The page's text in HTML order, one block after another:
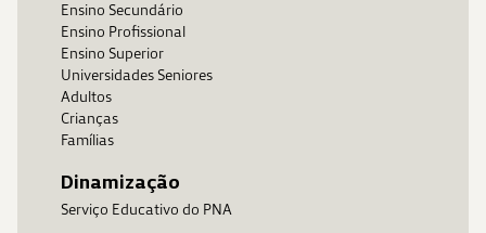
Ensino Secundário
Ensino Profissional
Ensino Superior
Universidades Seniores
Adultos
Crianças
Famílias
Dinamização
Serviço Educativo do PNA